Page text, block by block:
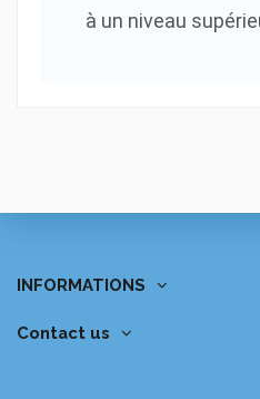
à un niveau
INFORMATIONS
Contact us